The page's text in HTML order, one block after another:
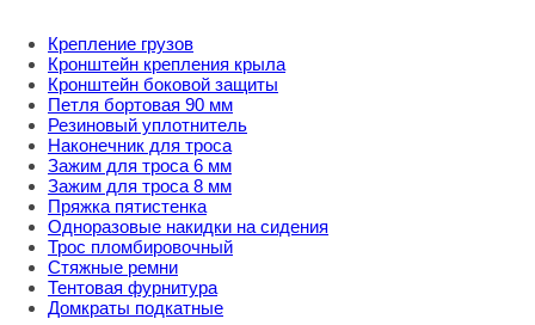
Крепление грузов
Кронштейн крепления крыла
Кронштейн боковой защиты
Петля бортовая 90 мм
Резиновый уплотнитель
Наконечник для троса
Зажим для троса 6 мм
Зажим для троса 8 мм
Пряжка пятистенка
Одноразовые накидки на сидения
Трос пломбировочный
Стяжные ремни
Тентовая фурнитура
Домкраты подкатные